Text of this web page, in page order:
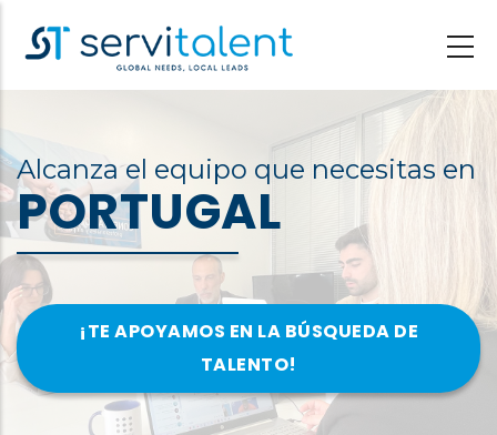
principal
Alcanza el equipo que necesitas en
PORTUGAL
¡TE APOYAMOS EN LA BÚSQUEDA DE
TALENTO!